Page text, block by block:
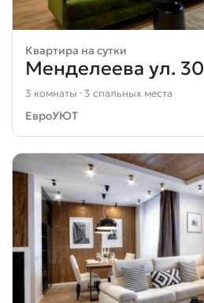
Квартира на сутки
Менделеева ул. 30
3 комнаты · 3 спальных места
ЕвроУЮТ